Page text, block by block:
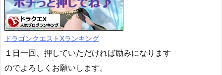
ドラゴンクエストXランキング
１日一回、押していただければ励みになります
のでよろしくお願いします。